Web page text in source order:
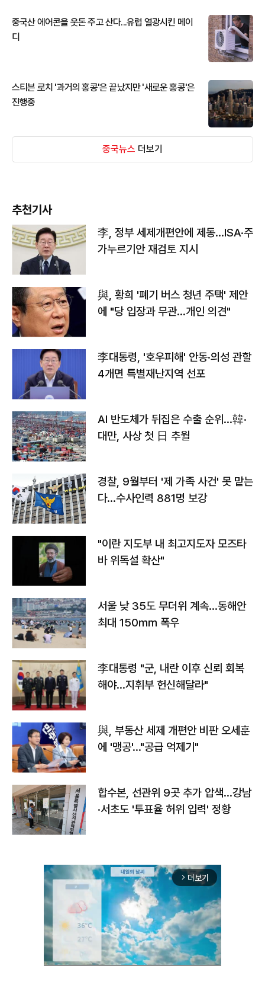
중국산 에어콘을 웃돈 주고 산다...유럽 열광시킨 메이
디
스티븐 로치 '과거의 홍콩'은 끝났지만 '새로운 홍콩'은
진행중
중국뉴스 더보기
추천기사
李, 정부 세제개편안에 제동…ISA·주
가누르기안 재검토 지시
與, 황희 '폐기 버스 청년 주택' 제안
에 "당 입장과 무관…개인 의견"
李대통령, '호우피해' 안동·의성 관할
4개면 특별재난지역 선포
AI 반도체가 뒤집은 수출 순위…韓·
대만, 사상 첫 日 추월
경찰, 9월부터 '제 가족 사건' 못 맡는
다…수사인력 881명 보강
"이란 지도부 내 최고지도자 모즈타
바 위독설 확산"
서울 낮 35도 무더위 계속…동해안
최대 150㎜ 폭우
李대통령 "군, 내란 이후 신뢰 회복
해야…지휘부 헌신해달라"
與, 부동산 세제 개편안 비판 오세훈
에 '맹공'…"공급 억제기"
합수본, 선관위 9곳 추가 압색…강남
·서초도 '투표율 허위 입력' 정황
arrow_forward_ios 더보기